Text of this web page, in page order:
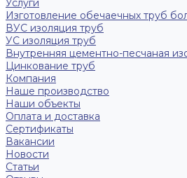
Услуги
Изготовление обечаечных труб
ВУС изоляция труб
УС изоляция труб
Внутренняя цементно-песчаная
Цинкование труб
Компания
Наше производство
Наши объекты
Оплата и доставка
Сертификаты
Вакансии
Новости
Статьи